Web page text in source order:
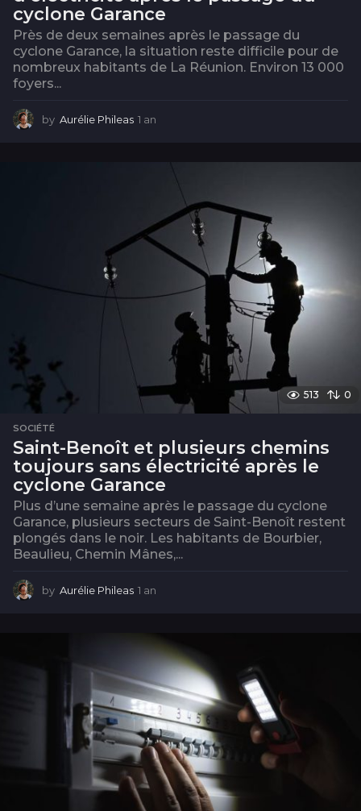
cyclone Garance
Près de deux semaines après le passage du
cyclone Garance, la situation reste difficile pour de
nombreux habitants de La Réunion. Environ 13 000
foyers...
by Aurélie Phileas 1 an
513 0
SOCIÉTÉ
Saint-Benoît et plusieurs chemins
toujours sans électricité après le
cyclone Garance
Plus d’une semaine après le passage du cyclone
Garance, plusieurs secteurs de Saint-Benoît restent
plongés dans le noir. Les habitants de Bourbier,
Beaulieu, Chemin Mânes,...
by Aurélie Phileas 1 an